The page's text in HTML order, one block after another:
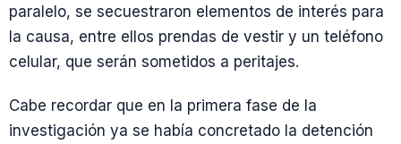
paralelo, se secuestraron elementos de interés para
la causa, entre ellos prendas de vestir y un teléfono
celular, que serán sometidos a peritajes.
Cabe recordar que en la primera fase de la
investigación ya se había concretado la detención